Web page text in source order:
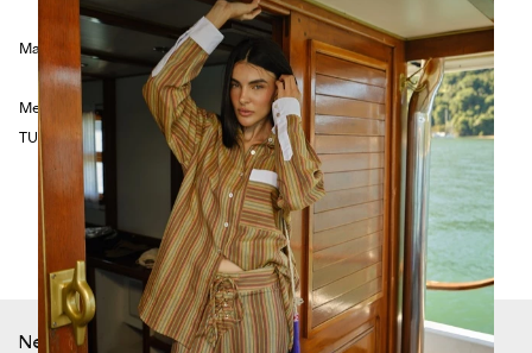
Material: Couro e palha.
Medidas:
TU - Altura do salto: 7,5cm
Newsletter